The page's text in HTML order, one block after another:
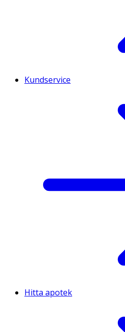
Kundservice
Hitta apotek